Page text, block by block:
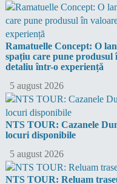
Ramatuelle Concept: O
spațiu care pune produsul
detaliu într-o experiență
5 august 2026
NTS TOUR: Cazanele
locuri disponibile
5 august 2026
NTS TOUR: Reluam